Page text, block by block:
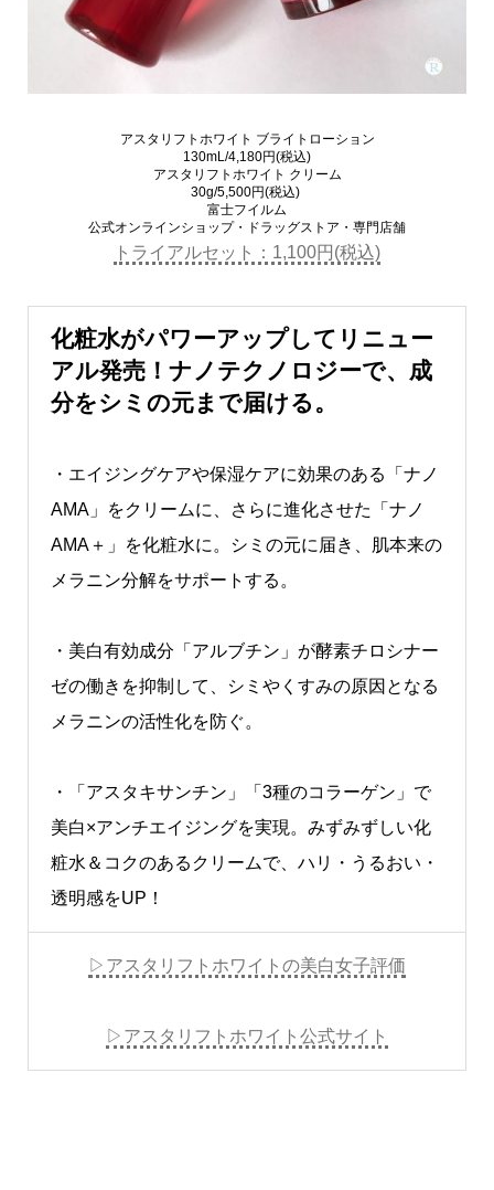
アスタリフトホワイト ブライトローション
130mL/4,180円(税込)
アスタリフトホワイト クリーム
30g/5,500円(税込)
富士フイルム
公式オンラインショップ・ドラッグストア・専門店舗
トライアルセット：1,100円(税込)
化粧水がパワーアップしてリニュー
アル発売！ナノテクノロジーで、成
分をシミの元まで届ける。
・エイジングケアや保湿ケアに効果のある「ナノ
AMA」をクリームに、さらに進化させた「ナノ
AMA＋」を化粧水に。シミの元に届き、肌本来の
メラニン分解をサポートする。
・美白有効成分「アルブチン」が酵素チロシナー
ゼの働きを抑制して、シミやくすみの原因となる
メラニンの活性化を防ぐ。
・「アスタキサンチン」「3種のコラーゲン」で
美白×アンチエイジングを実現。みずみずしい化
粧水＆コクのあるクリームで、ハリ・うるおい・
透明感をUP！
▷アスタリフトホワイトの美白女子評価
▷アスタリフトホワイト公式サイト